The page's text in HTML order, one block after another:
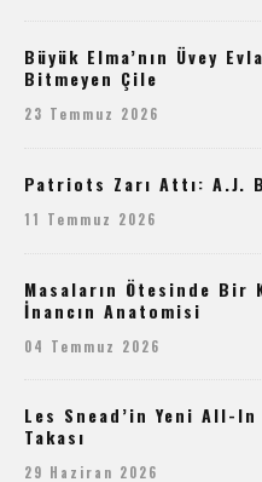
Büyük Elma’nın Üvey
Bitmeyen Çile
23 Temmuz 2026
Patriots Zarı Attı: A.J.
11 Temmuz 2026
Masaların Ötesinde
İnancın Anatomisi
04 Temmuz 2026
Les Snead’in Yeni All-
Takası
29 Haziran 2026